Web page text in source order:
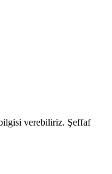
verebiliriz. Şeffaf